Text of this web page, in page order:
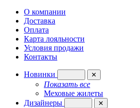
О компании
Доставка
Оплата
Карта лояльности
Условия продажи
Контакты
Новинки ✕
Показать все
Меховые жилеты
Дизайнеры
✕